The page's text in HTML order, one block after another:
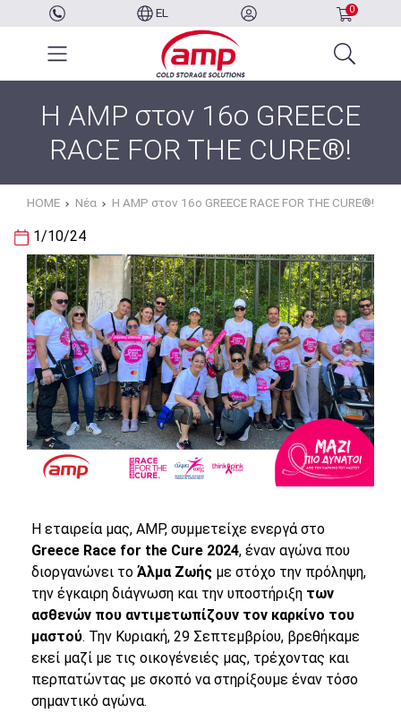
EL 0
Η AMP στον 16ο GREECE
RACE FOR THE CURE®!
HOME Νέα Η AMP στον 16ο GREECE RACE FOR THE CURE®!
1/10/24
Η εταιρεία μας, AMP, συμμετείχε ενεργά στο
Greece Race for the Cure 2024, έναν αγώνα που
διοργανώνει το Άλμα Ζωής με στόχο την πρόληψη,
την έγκαιρη διάγνωση και την υποστήριξη των
ασθενών που αντιμετωπίζουν τον καρκίνο του
μαστού. Την Κυριακή, 29 Σεπτεμβρίου, βρεθήκαμε
εκεί μαζί με τις οικογένειές μας, τρέχοντας και
περπατώντας με σκοπό να στηρίξουμε έναν τόσο
σημαντικό αγώνα.